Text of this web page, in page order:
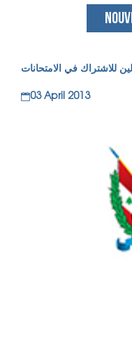
للاشتراك في الامتحانات
03 April 2013